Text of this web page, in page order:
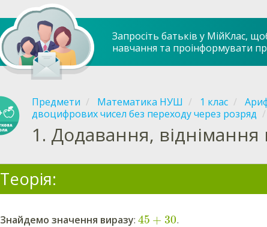
Запросіть батьків у МійКлас,
навчання та проінформувати
Предмети Математика НУШ 1 клас
двоцифрових чисел без переходу через розряд
1. Додавання, віднімання
Теорія:
Знайдемо значення виразу: 45 + 30.